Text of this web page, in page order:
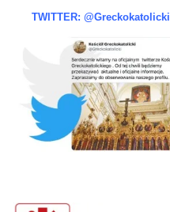
TWITTER: @Greckokatolicki